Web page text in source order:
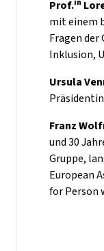
Prof.
mit einem
Fragen
Inklusion,
Ursula
Franz
und 30
Gruppe,
European
for Person